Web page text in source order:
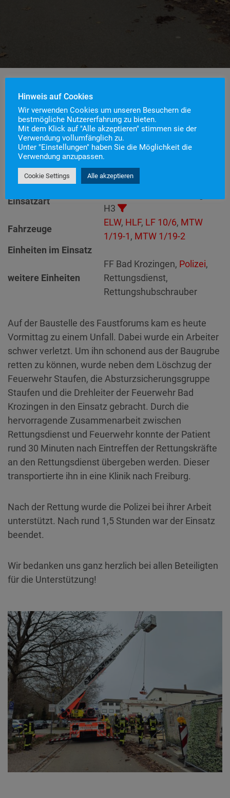
Einsatznummer
128
Einsatzstichwort
H3 – Rettung aus Höhen und
Tiefen
Einsatzort
Alarmierungszeitpunkt27. November 2023 10:54
Einsatzdauer
1 Stunde 36 Minuten
Einsatzart
H3
Fahrzeuge
ELW, HLF, LF 10/6, MTW
1/19-1, MTW 1/19-2
Einheiten im Einsatz
weitere Einheiten
FF Bad Krozingen, Polizei,
Rettungsdienst,
Rettungshubschrauber
Auf der Baustelle des Faustforums kam es heute
Vormittag zu einem Unfall. Dabei wurde ein Arbeiter
schwer verletzt. Um ihn schonend aus der Baugrube
retten zu können, wurde neben dem Löschzug der
Feuerwehr Staufen, die Absturzsicherungsgruppe
Staufen und die Drehleiter der Feuerwehr Bad
Krozingen in den Einsatz gebracht. Durch die
hervorragende Zusammenarbeit zwischen
Rettungsdienst und Feuerwehr konnte der Patient
rund 30 Minuten nach Eintreffen der Rettungskräfte
an den Rettungsdienst übergeben werden. Dieser
transportierte ihn in eine Klinik nach Freiburg.
Nach der Rettung wurde die Polizei bei ihrer Arbeit
unterstützt. Nach rund 1,5 Stunden war der Einsatz
beendet.
Wir bedanken uns ganz herzlich bei allen Beteiligten
für die Unterstützung!
Hinweis auf Cookies
Wir verwenden Cookies um unseren Besuchern die
bestmögliche Nutzererfahrung zu bieten.
Mit dem Klick auf "Alle akzeptieren" stimmen sie der
Verwendung vollumfänglich zu.
Unter "Einstellungen" haben Sie die Möglichkeit die
Verwendung anzupassen.
Cookie Settings Alle akzeptieren